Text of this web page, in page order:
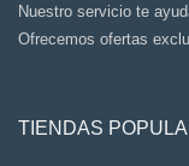
Nuestro servicio te
Ofrecemos ofertas
TIENDAS